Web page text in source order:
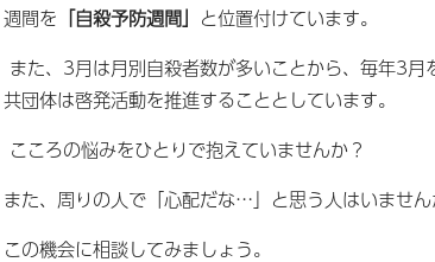
週間を 「自殺予防週間」 と位置付けています。
また、3月は月別自殺者数が多いことから、毎年3月
共団体は啓発活動を推進することとしています。
こころの悩みをひとりで抱えていませんか？
また、周りの人で「心配だな…」と思う人はいません
この機会に相談してみましょう。